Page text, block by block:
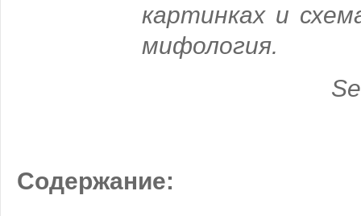
картинках и
мифология.
Содержание: